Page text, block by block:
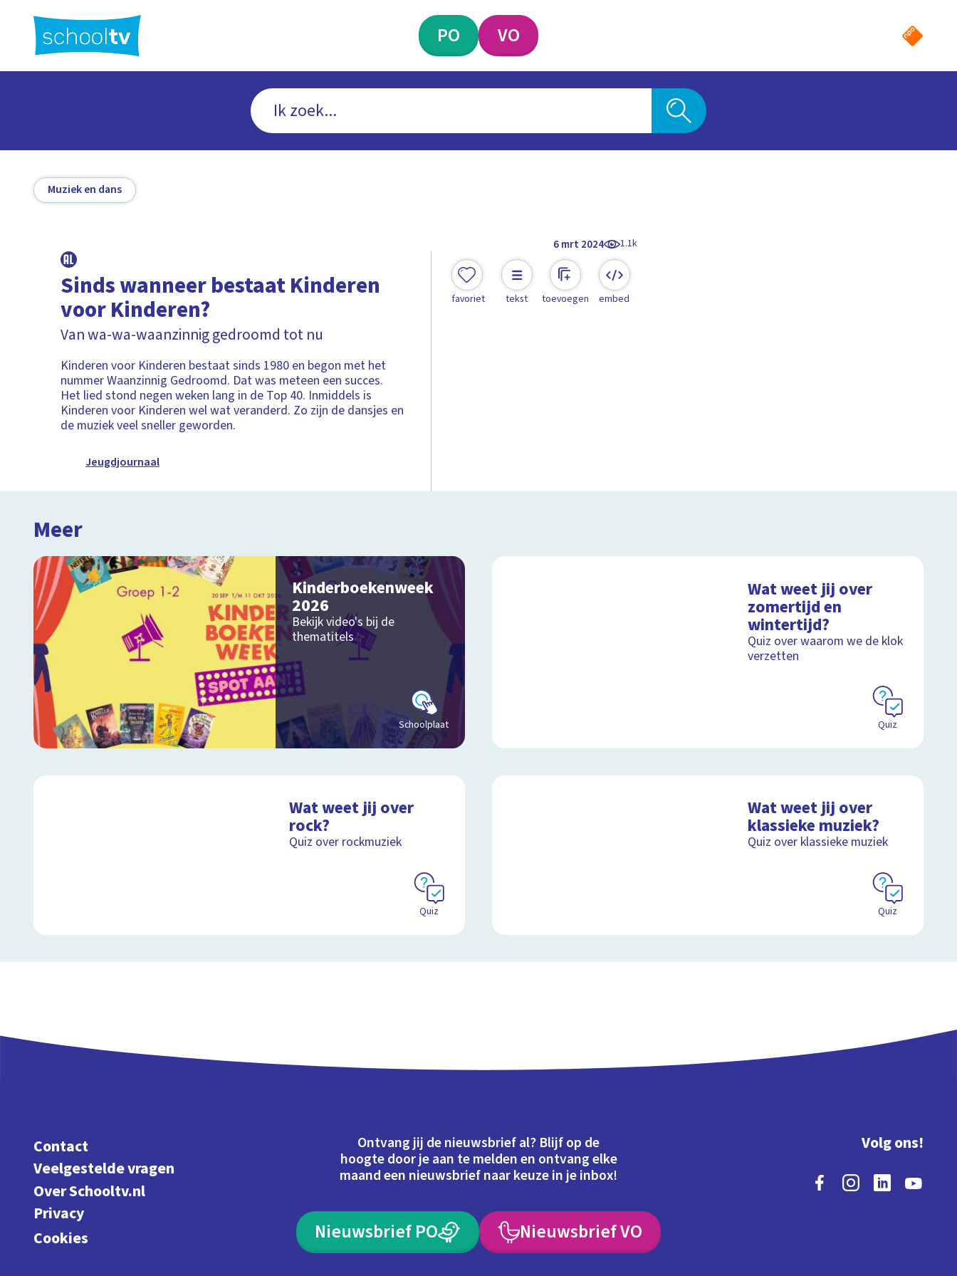
hoofdinhoud
PO VO
Muziek en dans
6 mrt 2024 1.1k
Sinds wanneer bestaat Kinderen
voor Kinderen?
Van wa-wa-waanzinnig gedroomd tot nu
Kinderen voor Kinderen bestaat sinds 1980 en begon met het
nummer Waanzinnig Gedroomd. Dat was meteen een succes.
Het lied stond negen weken lang in de Top 40. Inmiddels is
Kinderen voor Kinderen wel wat veranderd. Zo zijn de dansjes en
de muziek veel sneller geworden.
Jeugdjournaal
favoriet tekst toevoegen embed
Meer
Kinderboekenweek
2026
Bekijk video's bij de
thematitels
Schoolplaat
Wat weet jij over
zomertijd en
wintertijd?
Quiz over waarom we de klok
verzetten
Quiz
Wat weet jij over
rock?
Quiz over rockmuziek
Quiz
Wat weet jij over
klassieke muziek?
Quiz over klassieke muziek
Quiz
Contact
Veelgestelde vragen
Over Schooltv.nl
Privacy
Cookies
Ontvang jij de nieuwsbrief al? Blijf op de
hoogte door je aan te melden en ontvang elke
maand een nieuwsbrief naar keuze in je inbox!
Nieuwsbrief PO Nieuwsbrief VO
Volg ons!